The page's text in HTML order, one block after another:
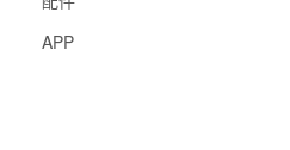
APP